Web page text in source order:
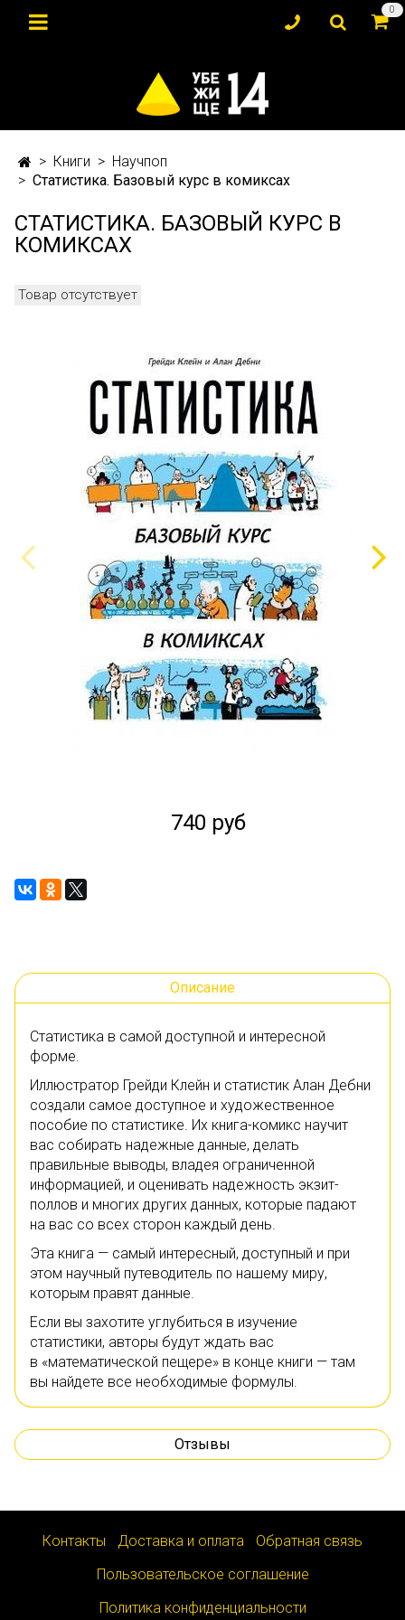
0
Книги
Научпоп
Статистика. Базовый курс в комиксах
СТАТИСТИКА. БАЗОВЫЙ КУРС В
КОМИКСАХ
Товар отсутствует
740 руб
Описание
Статистика в самой доступной и интересной
форме.
Иллюстратор Грейди Клейн и статистик Алан Дебни
создали самое доступное и художественное
пособие по статистике. Их книга-комикс научит
вас собирать надежные данные, делать
правильные выводы, владея ограниченной
информацией, и оценивать надежность экзит-
поллов и многих других данных, которые падают
на вас со всех сторон каждый день.
Эта книга — самый интересный, доступный и при
этом научный путеводитель по нашему миру,
которым правят данные.
Если вы захотите углубиться в изучение
статистики, авторы будут ждать вас
в «математической пещере» в конце книги — там
вы найдете все необходимые формулы.
Отзывы
Контакты Доставка и оплата
Обратная связь
Пользовательское соглашение
Политика конфиденциальности